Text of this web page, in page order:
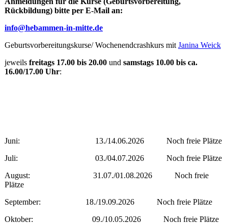
Rückbildung) bitte per E-Mail an:
info@hebammen-in-mitte.de
Geburtsvorbereitungskurse/ Wochenendcrashkurs mit Janina Weick
jeweils freitags 17.00 bis 20.00 und samstags 10.00 bis ca.
16.00/17.00 Uhr:
Juni: 13./14.06.2026 Noch freie Plätze
Juli: 03./04.07.2026 Noch freie Plätze
August: 31.07./01.08.2026 Noch freie
Plätze
September: 18./19.09.2026 Noch freie Plätze
Oktober: 09./10.05.2026 Noch freie Plätze